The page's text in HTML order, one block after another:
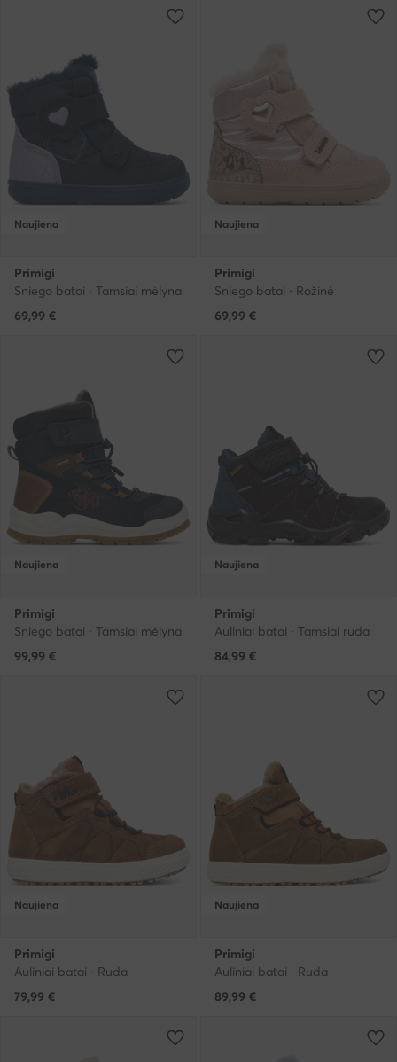
Naujiena
Primigi
Sniego batai · Tamsiai mėlyna
69,99 €
Naujiena
Primigi
Sniego batai · Rožinė
69,99 €
Naujiena
Primigi
Sniego batai · Tamsiai mėlyna
99,99 €
Naujiena
Primigi
Auliniai batai · Tamsiai ruda
84,99 €
Naujiena
Primigi
Auliniai batai · Ruda
79,99 €
Naujiena
Primigi
Auliniai batai · Ruda
89,99 €